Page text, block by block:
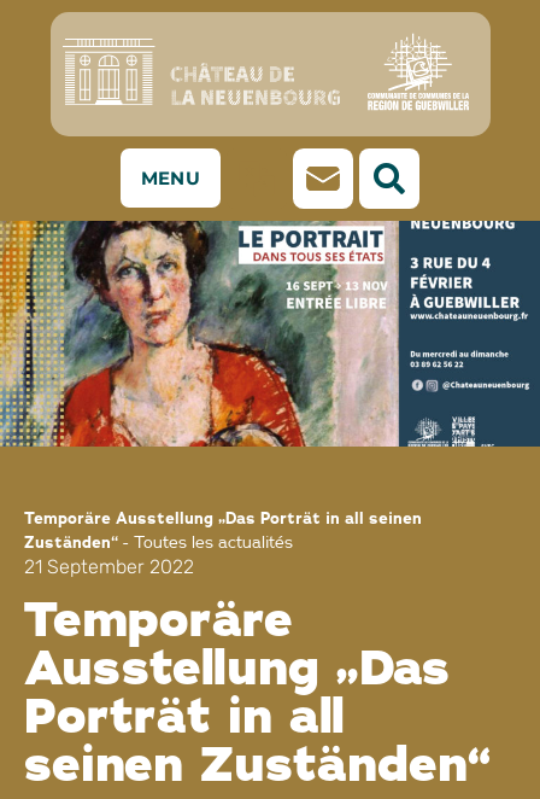
MENU
Temporäre Ausstellung „Das Porträt in all seinen
Zuständen“ - Toutes les actualités
21 September 2022
Temporäre
Ausstellung „Das
Porträt in all
seinen Zuständen“